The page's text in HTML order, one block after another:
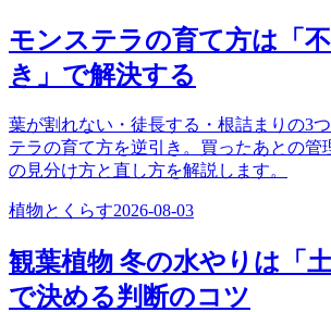
モンステラの育て方は「不
き」で解決する
葉が割れない・徒長する・根詰まりの3
テラの育て方を逆引き。買ったあとの管
の見分け方と直し方を解説します。
植物とくらす2026-08-03
観葉植物 冬の水やりは「
で決める判断のコツ